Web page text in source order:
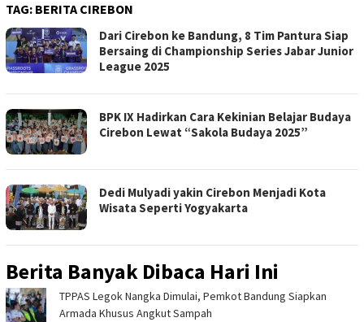
TAG: BERITA CIREBON
Dari Cirebon ke Bandung, 8 Tim Pantura Siap
Bersaing di Championship Series Jabar Junior
League 2025
BPK IX Hadirkan Cara Kekinian Belajar Budaya
Cirebon Lewat “Sakola Budaya 2025”
Dedi Mulyadi yakin Cirebon Menjadi Kota
Wisata Seperti Yogyakarta
Berita Banyak Dibaca Hari Ini
TPPAS Legok Nangka Dimulai, Pemkot Bandung Siapkan
Armada Khusus Angkut Sampah